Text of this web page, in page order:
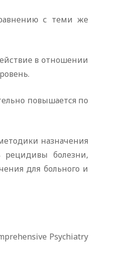
с теми же
в отношении
повышается по
назначения
рецидивы болезни,
для больного и
Psychiatry